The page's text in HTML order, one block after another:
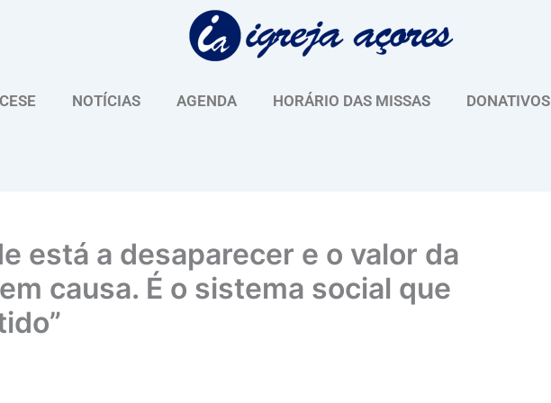
NOTÍCIAS AGENDA HORÁRIO DAS MISSAS DONATIVOS
está a desaparecer e o valor da
causa. É o sistema social que